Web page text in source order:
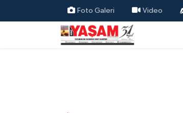
Foto Galeri Video